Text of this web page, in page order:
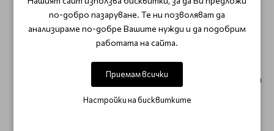
Разклатете добре преди употреба.
Напръскайте върху влажна коса и оставете да
изсъхне естествено за небрежен, разрошен ефект.
За по-дефиниран стил, изсушете с дифузер или
четка и сешоар.
Напръскайте върху суха коса и оформете с ръце за
Комбинирайте с други продукти от серията
по-добро пазаруване. Те ни позволяват да
анализираме по-добре Вашите нужди и да подобрим
работата на сайта.
Приемам всички
Настройки на бисквитките